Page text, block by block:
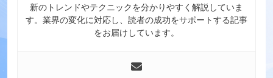
新のトレンドやテクニックを分かりやすく解説していま
す。業界の変化に対応し、読者の成功をサポートする記事
をお届けしています。